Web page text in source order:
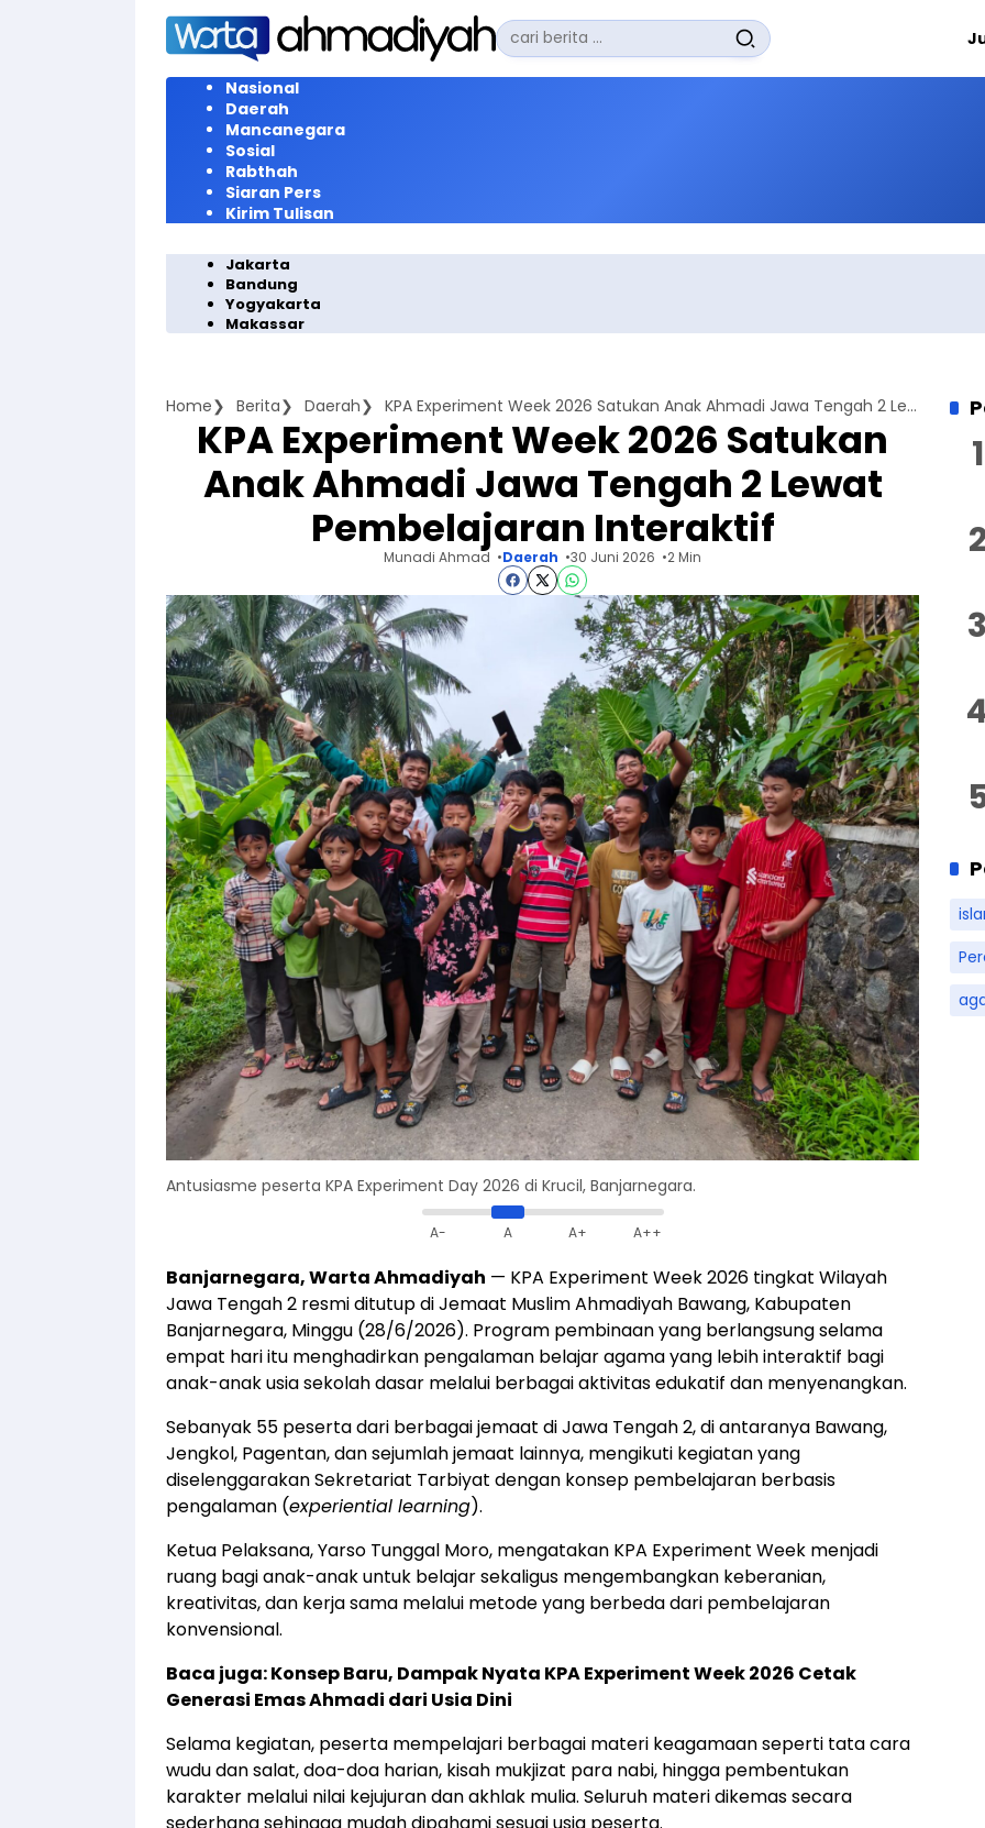
Langsung
konten
Pencarian
untuk:
Nasional
Daerah
Mancanegara
Sosial
Rabthah
Siaran Pers
Kirim Tulisan
Jakarta
Bandung
Yogyakarta
Makassar
Home Berita Daerah KPA Experiment Week 2026 Satukan Anak Ahmadi Jawa Tengah 2 Lewat Pembelajaran Interaktif
KPA Experiment Week 2026 Satukan
Anak Ahmadi Jawa Tengah 2 Lewat
Pembelajaran Interaktif
Munadi Ahmad Daerah 30 Juni 2026 2 Min
Antusiasme peserta KPA Experiment Day 2026 di Krucil, Banjarnegara.
A- A A+ A++
Banjarnegara, Warta Ahmadiyah — KPA Experiment Week 2026 tingkat Wilayah
Jawa Tengah 2 resmi ditutup di Jemaat Muslim Ahmadiyah Bawang, Kabupaten
Banjarnegara, Minggu (28/6/2026). Program pembinaan yang berlangsung selama
empat hari itu menghadirkan pengalaman belajar agama yang lebih interaktif bagi
anak-anak usia sekolah dasar melalui berbagai aktivitas edukatif dan menyenangkan.
Sebanyak 55 peserta dari berbagai jemaat di Jawa Tengah 2, di antaranya Bawang,
Jengkol, Pagentan, dan sejumlah jemaat lainnya, mengikuti kegiatan yang
diselenggarakan Sekretariat Tarbiyat dengan konsep pembelajaran berbasis
pengalaman (experiential learning).
Ketua Pelaksana, Yarso Tunggal Moro, mengatakan KPA Experiment Week menjadi
ruang bagi anak-anak untuk belajar sekaligus mengembangkan keberanian,
kreativitas, dan kerja sama melalui metode yang berbeda dari pembelajaran
konvensional.
Baca juga:Konsep Baru, Dampak Nyata KPA Experiment Week 2026 Cetak
Generasi Emas Ahmadi dari Usia Dini
Selama kegiatan, peserta mempelajari berbagai materi keagamaan seperti tata cara
wudu dan salat, doa-doa harian, kisah mukjizat para nabi, hingga pembentukan
karakter melalui nilai kejujuran dan akhlak mulia. Seluruh materi dikemas secara